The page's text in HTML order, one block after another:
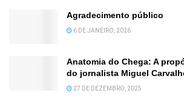
Agradecimento público
6 DE JANEIRO, 2026
Anatomia do Chega: A
do jornalista Miguel
27 DE DEZEMBRO, 2025